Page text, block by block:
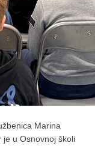
Marina
je u Osnovnoj školi